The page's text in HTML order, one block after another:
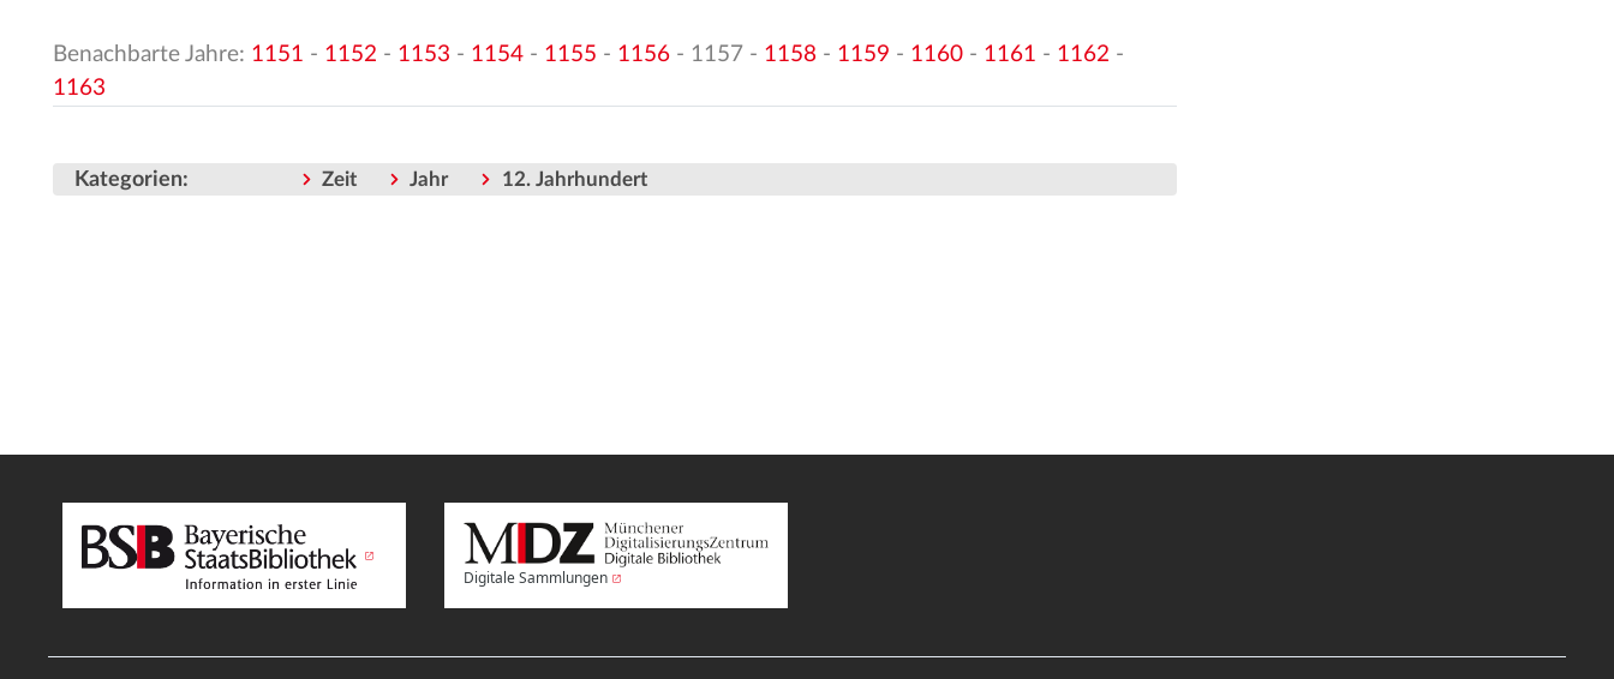
Benachbarte Jahre: 1151 - 1152 - 1153 - 1154 - 1155 - 1156 - 1157 - 1158 - 1159 - 1160 - 1161 - 1162 -
1163
Kategorien: Zeit Jahr 12. Jahrhundert
Digitale Sammlungen